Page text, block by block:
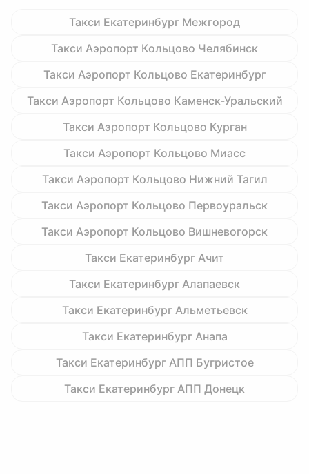
Такси Екатеринбург Межгород
Такси Аэропорт Кольцово Челябинск
Такси Аэропорт Кольцово Екатеринбург
Такси Аэропорт Кольцово Каменск-Уральский
Такси Аэропорт Кольцово Курган
Такси Аэропорт Кольцово Миасс
Такси Аэропорт Кольцово Нижний Тагил
Такси Аэропорт Кольцово Первоуральск
Такси Аэропорт Кольцово Вишневогорск
Такси Екатеринбург Ачит
Такси Екатеринбург Алапаевск
Такси Екатеринбург Альметьевск
Такси Екатеринбург Анапа
Такси Екатеринбург АПП Бугристое
Такси Екатеринбург АПП Донецк